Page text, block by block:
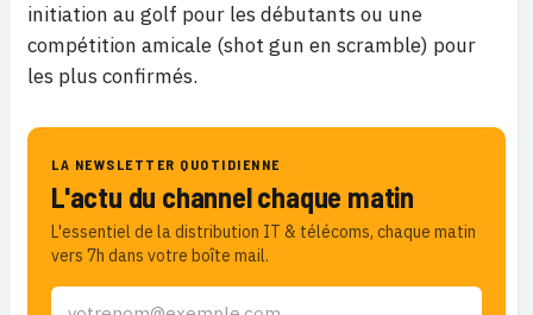
initiation au golf pour les débutants ou une
compétition amicale (shot gun en scramble) pour
les plus confirmés.
LA NEWSLETTER QUOTIDIENNE
L'actu du channel chaque matin
L'essentiel de la distribution IT & télécoms, chaque matin
vers 7h dans votre boîte mail.